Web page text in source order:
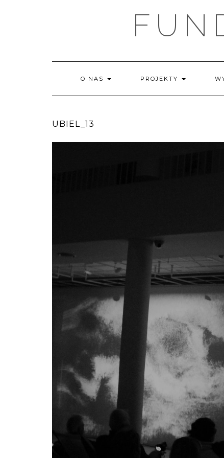
O NAS PROJEKTY
UBIEL_13